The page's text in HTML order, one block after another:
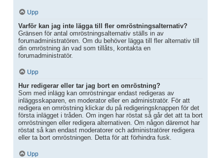
Upp
Varför kan jag inte lägga till fler omröstningsalternativ?
Gränsen för antal omröstningsalternativ ställs in av
forumadministratören. Om du behöver lägga till fler alternativ till
din omröstning än vad som tillåts, kontakta en
forumadministratör.
Upp
Hur redigerar eller tar jag bort en omröstning?
Som med inlägg kan omröstningar endast redigeras av
inläggsskaparen, en moderator eller en administratör. För att
redigera en omröstning klickar du på redigeringsknappen för det
första inlägget i tråden. Om ingen har röstat så går det att ta bort
omröstningen eller redigera alternativen. Om någon däremot har
röstat så kan endast moderatorer och administratörer redigera
eller ta bort omröstningen. Detta för att förhindra fusk.
Upp